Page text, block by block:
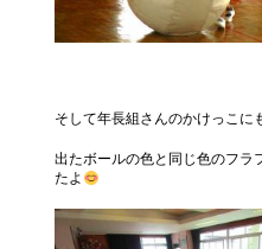
そして年長組さんのかけっこに
出たボールの色と同じ色のフラ
たよ